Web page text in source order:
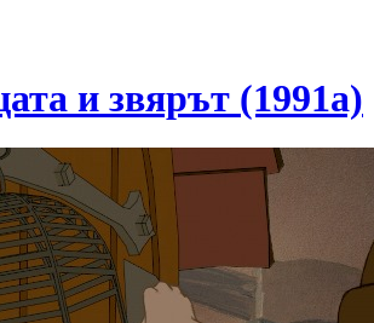
и звярът (1991a)